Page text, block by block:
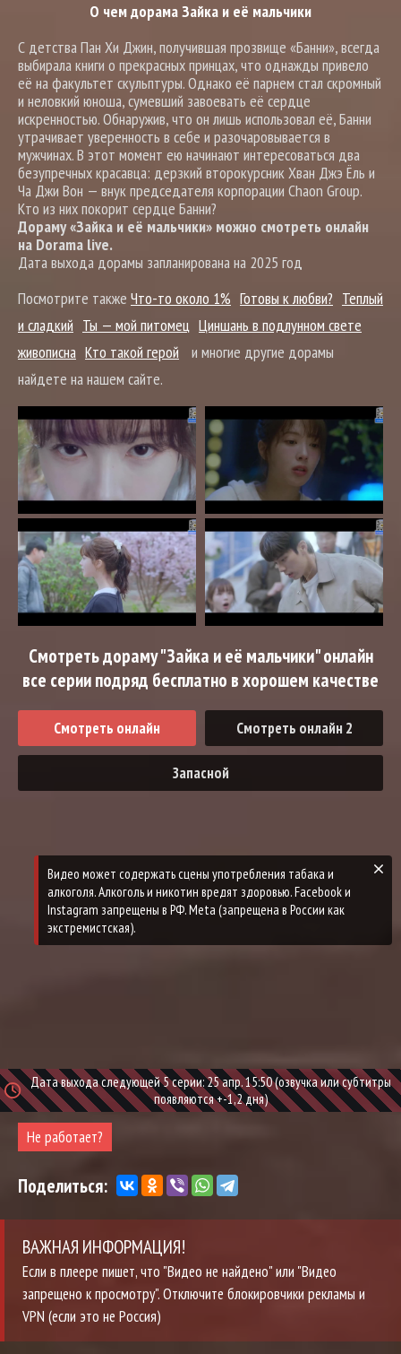
О чем дорама Зайка и её мальчики
С детства Пан Хи Джин, получившая прозвище «Банни», всегда
выбирала книги о прекрасных принцах, что однажды привело
её на факультет скульптуры. Однако её парнем стал скромный
и неловкий юноша, сумевший завоевать её сердце
искренностью. Обнаружив, что он лишь использовал её, Банни
утрачивает уверенность в себе и разочаровывается в
мужчинах. В этот момент ею начинают интересоваться два
безупречных красавца: дерзкий второкурсник Хван Джэ Ёль и
Ча Джи Вон — внук председателя корпорации Chaon Group.
Кто из них покорит сердце Банни?
Дораму «Зайка и её мальчики» можно смотреть онлайн
на Dorama live.
Дата выхода дорамы запланирована на 2025 год
Посмотрите также Что-то около 1% Готовы к любви? Теплый
и сладкий Ты — мой питомец Циншань в подлунном свете
живописна Кто такой герой
и многие другие дорамы
найдете на нашем сайте.
Смотреть дораму "Зайка и её мальчики" онлайн
все серии подряд бесплатно в хорошем качестве
Смотреть онлайн Смотреть онлайн 2
Запасной
Дата выхода следующей 5 серии: 25 апр. 15:50 (озвучка или субтитры
появляются +-1,2 дня)
Не работает?
Поделиться:
ВАЖНАЯ ИНФОРМАЦИЯ!
Если в плеере пишет, что "Видео не найдено" или "Видео
запрещено к просмотру". Отключите блокировчики рекламы и
VPN (если это не Россия)